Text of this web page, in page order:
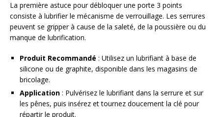
La première astuce pour débloquer une porte 3 points
consiste à lubrifier le mécanisme de verrouillage. Les serrures
peuvent se gripper à cause de la saleté, de la poussière ou du
manque de lubrification.
Produit Recommandé : Utilisez un lubrifiant à base de
silicone ou de graphite, disponible dans les magasins de
bricolage.
Application : Pulvérisez le lubrifiant dans la serrure et sur
les pênes, puis insérez et tournez doucement la clé pour
répartir le produit.